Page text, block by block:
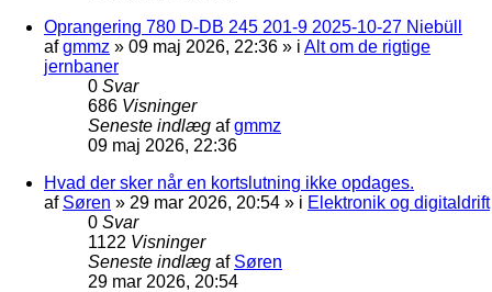
Oprangering 780 D-DB 245 201-9 2025-10-27 Niebüll
afgmmz » 09 maj 2026, 22:36 » i Alt om de rigtige
jernbaner
0 Svar
686 Visninger
Seneste indlæg afgmmz
09 maj 2026, 22:36
Hvad der sker når en kortslutning ikke opdages.
af Søren » 29 mar 2026, 20:54 » i Elektronik og digitaldrift
0 Svar
1122 Visninger
Seneste indlæg af Søren
29 mar 2026, 20:54